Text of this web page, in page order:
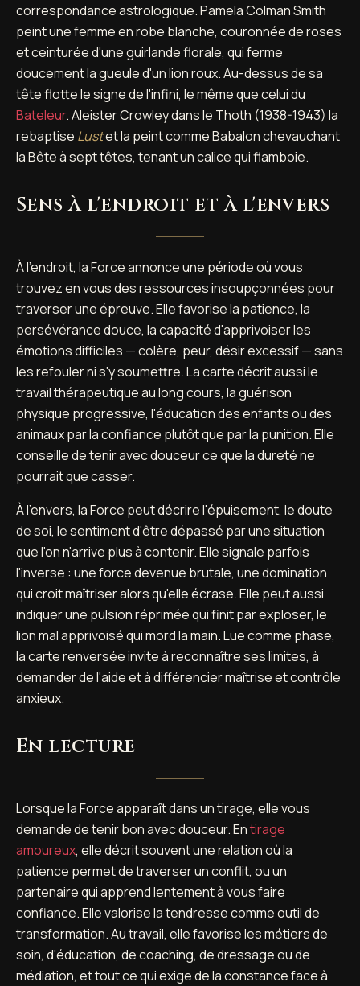
correspondance astrologique. Pamela Colman Smith
peint une femme en robe blanche, couronnée de roses
et ceinturée d'une guirlande florale, qui ferme
doucement la gueule d'un lion roux. Au-dessus de sa
tête flotte le signe de l'infini, le même que celui du
Bateleur. Aleister Crowley dans le Thoth (1938-1943) la
rebaptise Lustet la peint comme Babalon chevauchant
la Bête à sept têtes, tenant un calice qui flamboie.
Sens à l'endroit et à l'envers
À l'endroit, la Force annonce une période où vous
trouvez en vous des ressources insoupçonnées pour
traverser une épreuve. Elle favorise la patience, la
persévérance douce, la capacité d'apprivoiser les
émotions difficiles — colère, peur, désir excessif — sans
les refouler ni s'y soumettre. La carte décrit aussi le
travail thérapeutique au long cours, la guérison
physique progressive, l'éducation des enfants ou des
animaux par la confiance plutôt que par la punition. Elle
conseille de tenir avec douceur ce que la dureté ne
pourrait que casser.
À l'envers, la Force peut décrire l'épuisement, le doute
de soi, le sentiment d'être dépassé par une situation
que l'on n'arrive plus à contenir. Elle signale parfois
l'inverse : une force devenue brutale, une domination
qui croit maîtriser alors qu'elle écrase. Elle peut aussi
indiquer une pulsion réprimée qui finit par exploser, le
lion mal apprivoisé qui mord la main. Lue comme phase,
la carte renversée invite à reconnaître ses limites, à
demander de l'aide et à différencier maîtrise et contrôle
anxieux.
En lecture
Lorsque la Force apparaît dans un tirage, elle vous
demande de tenir bon avec douceur. Entirage
amoureux, elle décrit souvent une relation où la
patience permet de traverser un conflit, ou un
partenaire qui apprend lentement à vous faire
confiance. Elle valorise la tendresse comme outil de
transformation. Au travail, elle favorise les métiers de
soin, d'éducation, de coaching, de dressage ou de
médiation, et tout ce qui exige de la constance face à